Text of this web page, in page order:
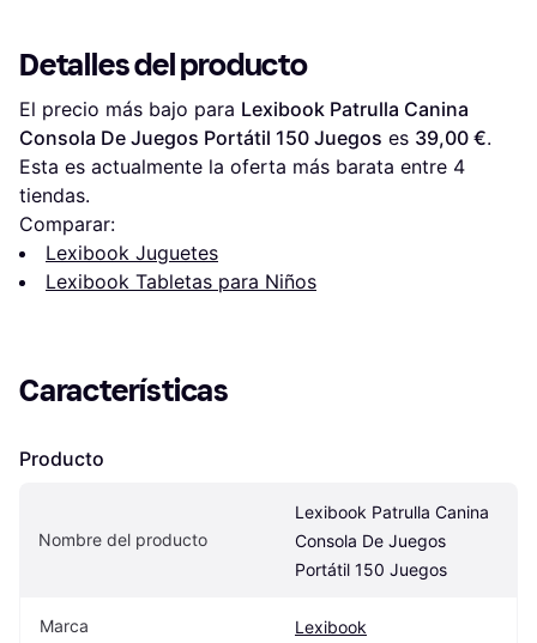
Detalles del producto
El precio más bajo para Lexibook Patrulla Canina
Consola De Juegos Portátil 150 Juegos es 39,00 €.
Esta es actualmente la oferta más barata entre 4
tiendas.
Comparar:
Lexibook Juguetes
Lexibook Tabletas para Niños
Características
Producto
Nombre del producto
Lexibook Patrulla Canina
Consola De Juegos
Portátil 150 Juegos
Marca Lexibook